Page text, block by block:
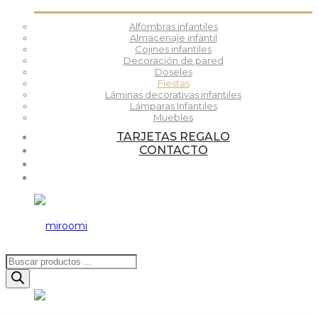
Alfombras infantiles
Almacenaje infantil
Cojines infantiles
Decoración de pared
Doseles
Fiestas
Láminas decorativas infantiles
Lámparas Infantiles
Muebles
TARJETAS REGALO
CONTACTO
Búsqueda
de
productos